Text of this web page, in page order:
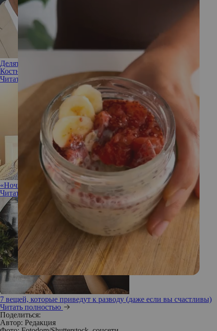
Делят мебель и даже сковородки: почему развод Кевина
Костнера превратился в беспощадную битву
Читать полностью
«Ночной развод»: кому и зачем нужны разные спальни
Читать полностью
7 вещей, которые приведут к разводу (даже если вы счастливы)
Читать полностью
Поделиться:
Автор: Редакция